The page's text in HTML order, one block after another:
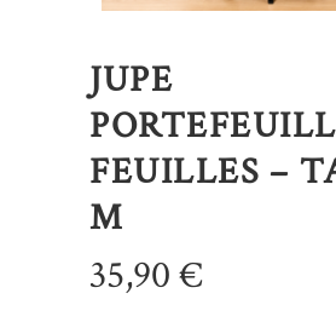
JUPE
FEUILLES –
M
35,90€